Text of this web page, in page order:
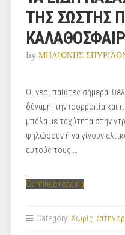
ΤΗΣ ΣΩΣΤΗΣ
by ΜΗΛΙΩΝΗΣ
Οι νέοι παίκτες σήμερα,
δύναμη, την ισορροπία και
μπάλα με ταχύτητα στην
ψηλώσουν ή να γίνουν
αυτούς τους …
Continue reading“ΤΑ
ΠΑΣΑΣ
Category: Χωρίς